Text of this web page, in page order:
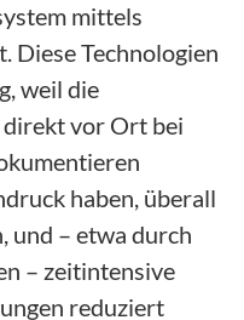
mittels
Diese Technologien
weil die
direkt vor Ort bei
haben, überall
und – etwa durch
– zeitintensive
reduziert